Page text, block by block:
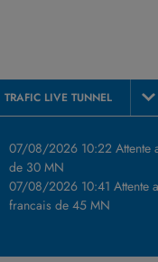
TRAFIC LIVE TUNNEL
07/08/2026 10:22 Attente
de 30 MN
07/08/2026 10:41 Attente
francais de 45 MN
vos données personnelles